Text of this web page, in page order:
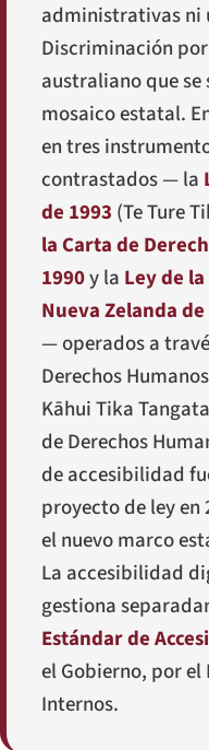
administrativas ni
Discriminación
australiano que
mosaico estatal.
en tres
contrastados — la
de 1993 (Te Ture
la Carta de
1990y la Ley de
Nueva Zelanda
— operados a
Derechos
Kāhui Tika Tangata
de Derechos
de accesibilidad
proyecto de ley
el nuevo marco
La accesibilidad
gestiona
Estándar de
el Gobierno, por
Internos.